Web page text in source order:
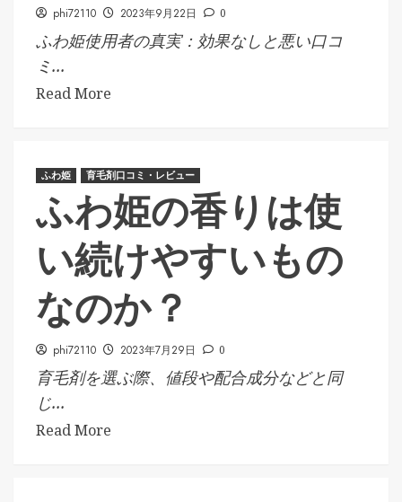
phi72110 2023年9月22日 0
ふわ姫使用者の真実：効果なしと悪い口コ
ミ...
Read More
ふわ姫 育毛剤口コミ・レビュー
ふわ姫の香りは使
い続けやすいもの
なのか？
phi72110 2023年7月29日 0
育毛剤を選ぶ際、値段や配合成分などと同
じ...
Read More